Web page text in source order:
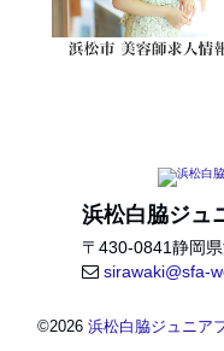
浜松白脇ジュ
〒 430-0841静岡県
sirawaki@sfa-
©2026 浜松白脇ジュニア